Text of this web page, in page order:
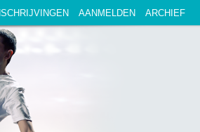
AANMELDEN ARCHIEF